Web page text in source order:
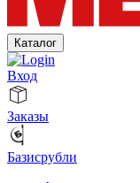
Каталог
Вход
Заказы
Базисрубли